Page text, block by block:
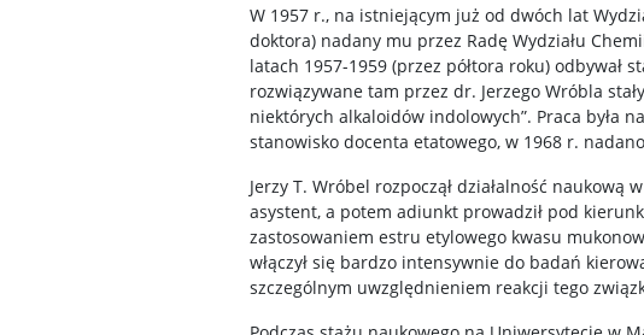
W 1957 r., na istniejącym już od dwóch lat
doktora) nadany mu przez Radę Wydziału
latach 1957-1959 (przez półtora roku) odbywał
rozwiązywane tam przez dr. Jerzego Wróbla
niektórych alkaloidów indolowych”. Praca była
stanowisko docenta etatowego, w 1968 r.
Jerzy T. Wróbel rozpoczął działalność
asystent, a potem adiunkt prowadził pod
zastosowaniem estru etylowego kwasu
włączył się bardzo intensywnie do badań
szczególnym uwzględnieniem reakcji tego